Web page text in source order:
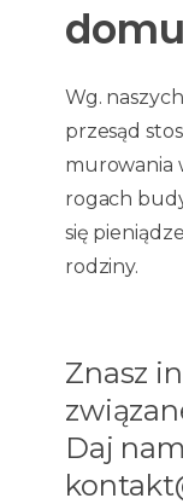
domu
Wg.
przesąd
murowania
rogach
się
rodziny.
Znasz
Daj